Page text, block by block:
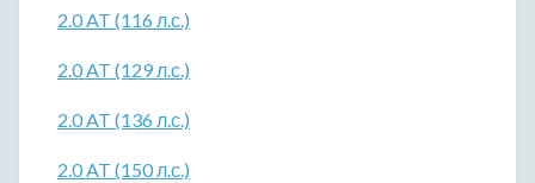
2.0 AT (116 л.с.)
2.0 AT (129 л.с.)
2.0 AT (136 л.с.)
2.0 AT (150 л.с.)